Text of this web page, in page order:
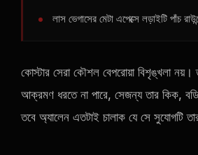
লাস ভেগাসের মেটা এপেক্সে লড়াইটি পাঁচ
কোস্টার সেরা কৌশল বেপরোয়া বিশৃঙ্খলা নয়।
আক্রমণ ধরতে না পারে, সেজন্য তার কিক,
তবে অ্যালেন এতটাই চালাক যে সে সুযোগটি